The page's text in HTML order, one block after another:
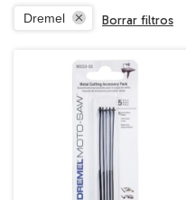
Dremel Borrar filtros